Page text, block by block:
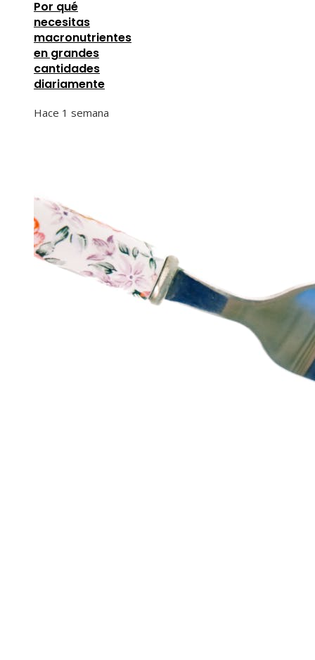
Por qué
necesitas
macronutrientes
en grandes
cantidades
diariamente
Hace 1 semana